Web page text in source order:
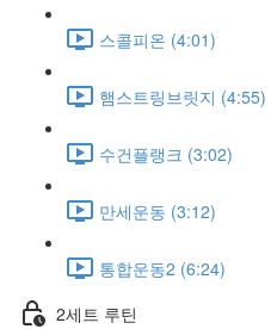
스콜피온 (4:01)
햄스트링브릿지 (4:55)
수건플랭크 (3:02)
만세운동 (3:12)
통합운동2 (6:24)
2세트 루틴